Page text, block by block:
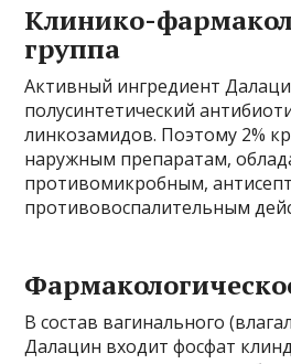
Клинико-
группа
Активный ингредиент
полусинтетический
линкозамидов. Поэтому 2%
наружным препаратам,
противомикробным,
противовоспалительным
В состав вагинального
Далацин входит фосфат